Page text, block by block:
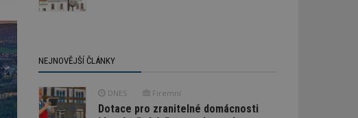
NEJNOVĚJŠÍ ČLÁNKY
DNES Firemní
Dotace pro zranitelné domácnosti